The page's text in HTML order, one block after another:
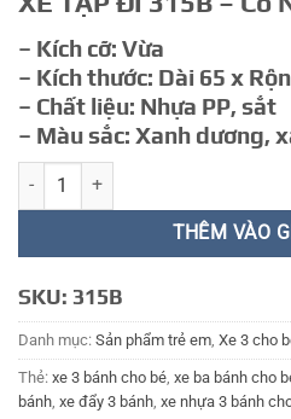
là:
668.000 ₫.
– Kích cỡ: Vừa
– Kích thước: Dài 65 x
– Chất liệu: Nhựa PP, sắt
– Màu sắc: Xanh dương,
XE TẬP ĐI 1 số lượng
THÊM VÀO
SKU: 315B
Danh mục: Sản phẩm trẻ em Xe 3 cho
Thẻ: xe 3 bánh cho bé xe ba bánh cho
bánh xe đẩy 3 bánh xe nhựa 3 bánh